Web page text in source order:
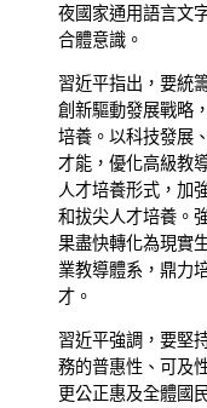
夜國家通用語言文
合體意識。
習近平指出，要統
創新驅動發展戰略
培養。以科技發展
才能，優化高級教
人才培養形式，加
和拔尖人才培養。
果盡快轉化為現實
業教導體系，鼎力
才。
習近平強調，要堅
務的普惠性、可及
更公正惠及全體國